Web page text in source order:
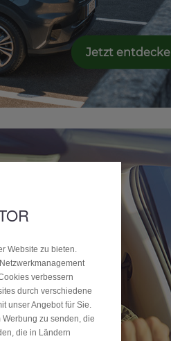
Jetzt
Website zu bieten.
verbessern
durch verschiedene
unser Angebot für Sie.
zu senden, die
die in Ländern